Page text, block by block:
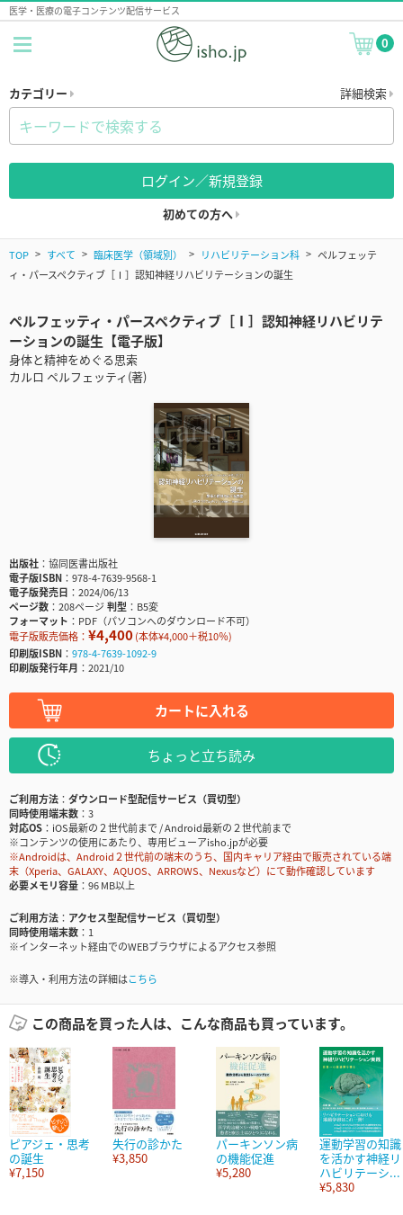
医学・医療の電子コンテンツ配信サービス
0
カテゴリー 詳細検索
ログイン／新規登録
初めての方へ
TOP すべて 臨床医学（領域別） リハビリテーション科
ペルフェッテ
ィ・パースペクティブ［Ⅰ］認知神経リハビリテーションの誕生
ペルフェッティ・パースペクティブ［Ⅰ］認知神経リハビリテ
ーションの誕生【電子版】
身体と精神をめぐる思索
カルロ ペルフェッティ(著)
出版社
協同医書出版社
電子版ISBN
978-4-7639-9568-1
電子版発売日
2024/06/13
ページ数
208ページ判型
B5変
フォーマット
PDF（パソコンへのダウンロード不可）
電子版販売価格： ¥4,400(本体¥4,000＋税10％)
印刷版ISBN
978-4-7639-1092-9
印刷版発行年月
2021/10
カートに入れる
ちょっと立ち読み
ご利用方法
ダウンロード型配信サービス（買切型）
同時使用端末数
3
対応OS
iOS最新の２世代前まで / Android最新の２世代前まで
※コンテンツの使用にあたり、専用ビューアisho.jpが必要
※Androidは、Android２世代前の端末のうち、国内キャリア経由で販売されている端
末（Xperia、GALAXY、AQUOS、ARROWS、Nexusなど）にて動作確認しています
必要メモリ容量
96 MB以上
ご利用方法
アクセス型配信サービス（買切型）
同時使用端末数
1
※インターネット経由でのWEBブラウザによるアクセス参照
※導入・利用方法の詳細はこちら
この商品を買った人は、こんな商品も買っています。
ピアジェ・思考
の誕生
¥7,150
失行の診かた
¥3,850
パーキンソン病
の機能促進
¥5,280
運動学習の知識
を活かす神経リ
ハビリテーシ...
¥5,830